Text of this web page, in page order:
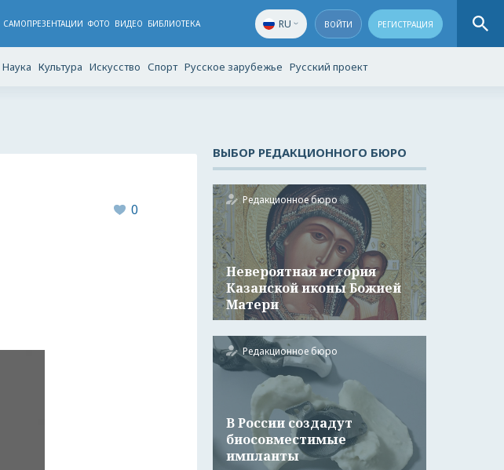
САМОПРЕЗЕНТАЦИИ ФОТО ВИДЕО БИБЛИОТЕКА RU ВОЙТИ РЕГИСТРАЦИЯ
Наука Культура Искусство Спорт Русское зарубежье Русский проект
0
ВЫБОР РЕДАКЦИОННОГО БЮРО
Редакционное бюро
Невероятная история
Казанской иконы Божией
Матери
Редакционное бюро
В России создадут
биосовместимые
импланты